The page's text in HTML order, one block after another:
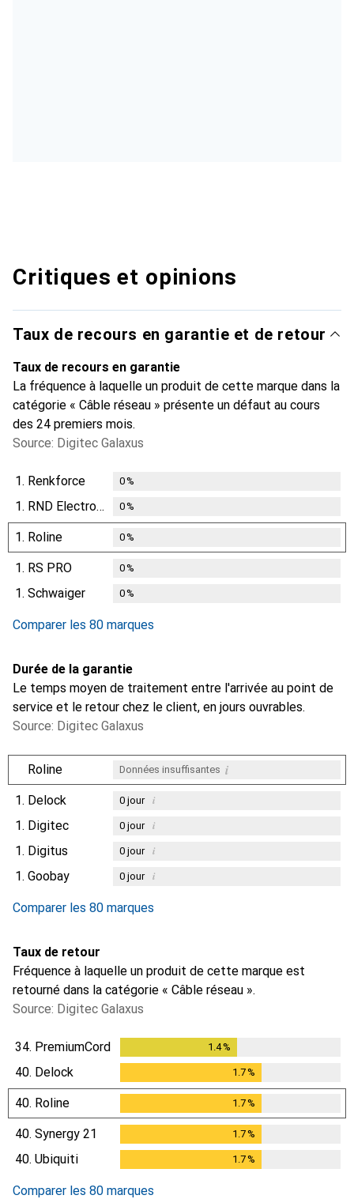
Critiques et opinions
Taux de recours en garantie et de retour
Taux de recours en garantie
La fréquence à laquelle un produit de cette marque dans la
catégorie « Câble réseau » présente un défaut au cours
des 24 premiers mois.
Source: Digitec Galaxus
1. Renkforce 0%
1. RND Electronics 0%
1. Roline 0%
1. RS PRO 0%
1. Schwaiger 0%
Comparer les 80 marques
Durée de la garantie
Le temps moyen de traitement entre l'arrivée au point de
service et le retour chez le client, en jours ouvrables.
Source: Digitec Galaxus
Roline Données insuffisantes i
1. Delock 0jour i
1. Digitec 0jour i
1. Digitus 0jour i
1. Goobay 0jour i
Comparer les 80 marques
Taux de retour
Fréquence à laquelle un produit de cette marque est
retourné dans la catégorie « Câble réseau ».
Source: Digitec Galaxus
34. PremiumCord 1.4%
40. Delock 1.7%
40. Roline 1.7%
40. Synergy 21 1.7%
40. Ubiquiti 1.7%
Comparer les 80 marques